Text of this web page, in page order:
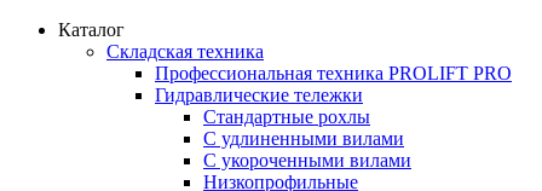
Каталог
Складская техника
Профессиональная техника PROLIFT PRO
Гидравлические тележки
Стандартные рохлы
С удлиненными вилами
С укороченными вилами
Низкопрофильные